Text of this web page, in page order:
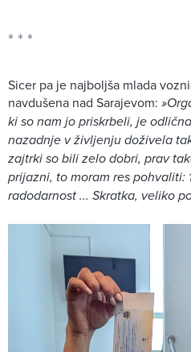
Sicer pa je najboljša mlada
navdušena nad Sarajevom:
ki so nam jo priskrbeli, je
nazadnje v življenju doživela
zajtrki so bili zelo dobri, prav
prijazni, to moram res pohvaliti:
radodarnost ... Skratka, veliko